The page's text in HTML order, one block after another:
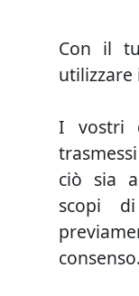
Con il
I vostri
ciò sia
scopi
consenso.